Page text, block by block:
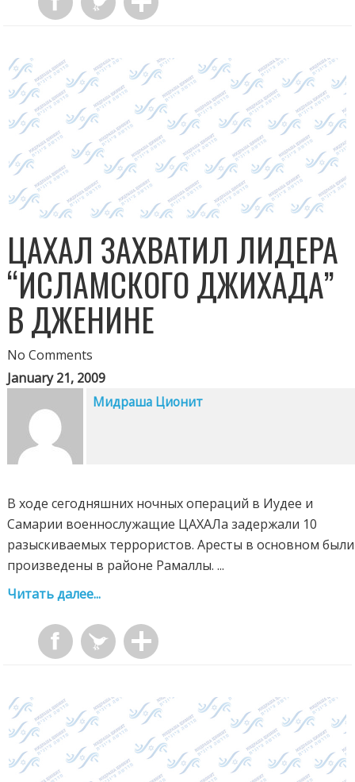
ЦАХАЛ ЗАХВАТИЛ ЛИДЕРА
“ИСЛАМСКОГО ДЖИХАДА”
В ДЖЕНИНЕ
No Comments
January 21, 2009
Мидраша Ционит
В ходе сегодняшних ночных операций в Иудее и
Самарии военнослужащие ЦАХАЛа задержали 10
разыскиваемых террористов. Аресты в основном были
произведены в районе Рамаллы. ...
Читать далее...